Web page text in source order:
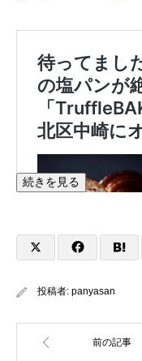
続きを見る
投稿者: panyasan